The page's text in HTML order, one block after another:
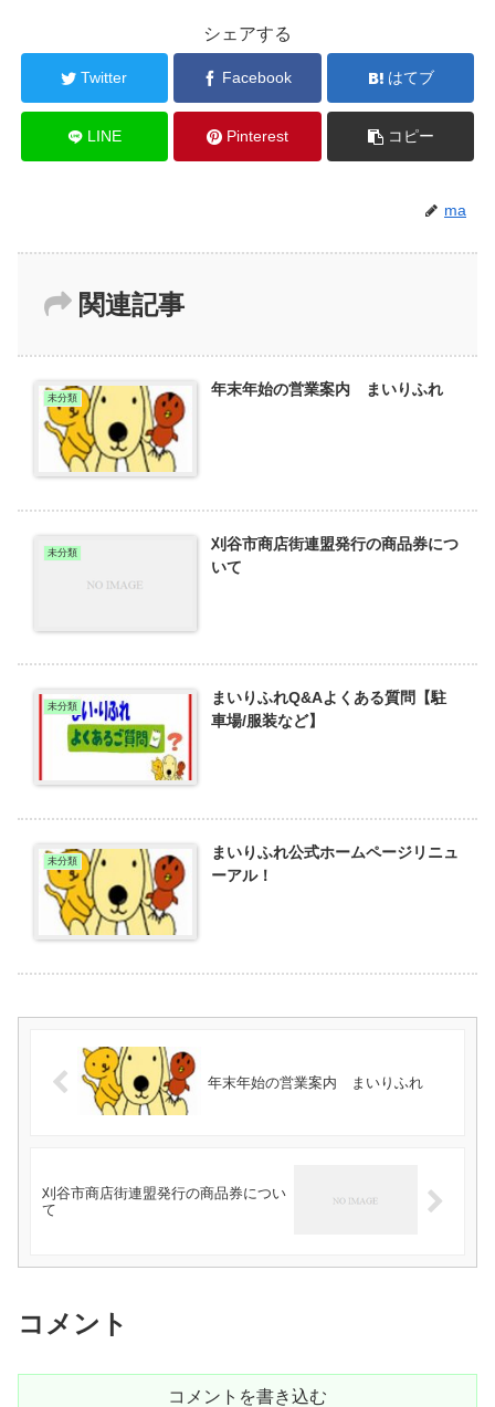
シェアする
Twitter Facebook はてブ
LINE Pinterest コピー
ma
関連記事
未分類 年末年始の営業案内 まいりふれ
未分類
刈谷市商店街連盟発行の商品券につ
いて
未分類
まいりふれQ&Aよくある質問【駐
車場/服装など】
未分類
まいりふれ公式ホームページリニュ
ーアル！
年末年始の営業案内 まいりふれ
刈谷市商店街連盟発行の商品券につい
て
コメント
コメントを書き込む